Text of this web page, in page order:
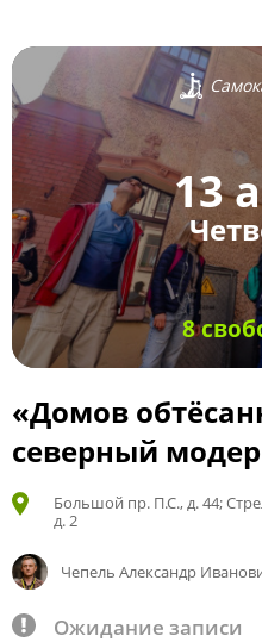
13
8
«Домов
северный
Большой пр. П.С., д. 44;
д. 2
Чепель Александр
Ожидание записи